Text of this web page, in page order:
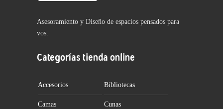
Asesoramiento y Diseño de espacios pensados para
vos.
Categorías tienda online
Accesorios Bibliotecas
Camas Cunas